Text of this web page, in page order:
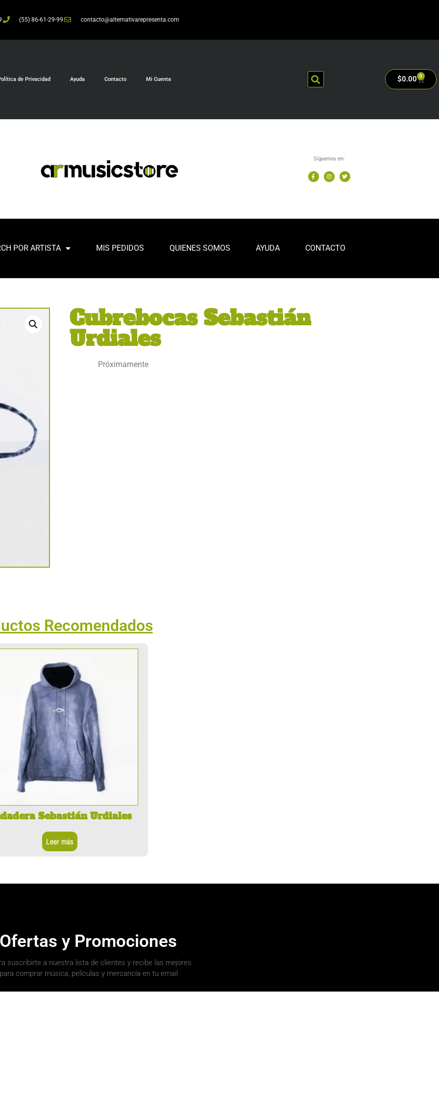
(55) 86-61-29-99 contacto@alternativarepresenta.com
de Privacidad Ayuda Contacto Mi Cuenta $0.00 0
Síguenos en:
POR ARTISTA MIS PEDIDOS QUIENES SOMOS AYUDA CONTACTO
Cubrebocas Sebastián
Urdiales
Próximamente
Recomendados
Sebastián Urdiales
Leer más
y Promociones
suscribirte a nuestra lista de clientes y recibe las mejores
comprar música, películas y mercancía en tu email